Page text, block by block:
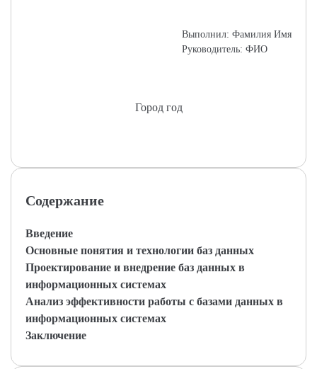
Выполнил: Фамилия Имя
Руководитель: ФИО
Город год
Содержание
Введение
Основные понятия и технологии баз данных
Проектирование и внедрение баз данных в
информационных системах
Анализ эффективности работы с базами данных в
информационных системах
Заключение